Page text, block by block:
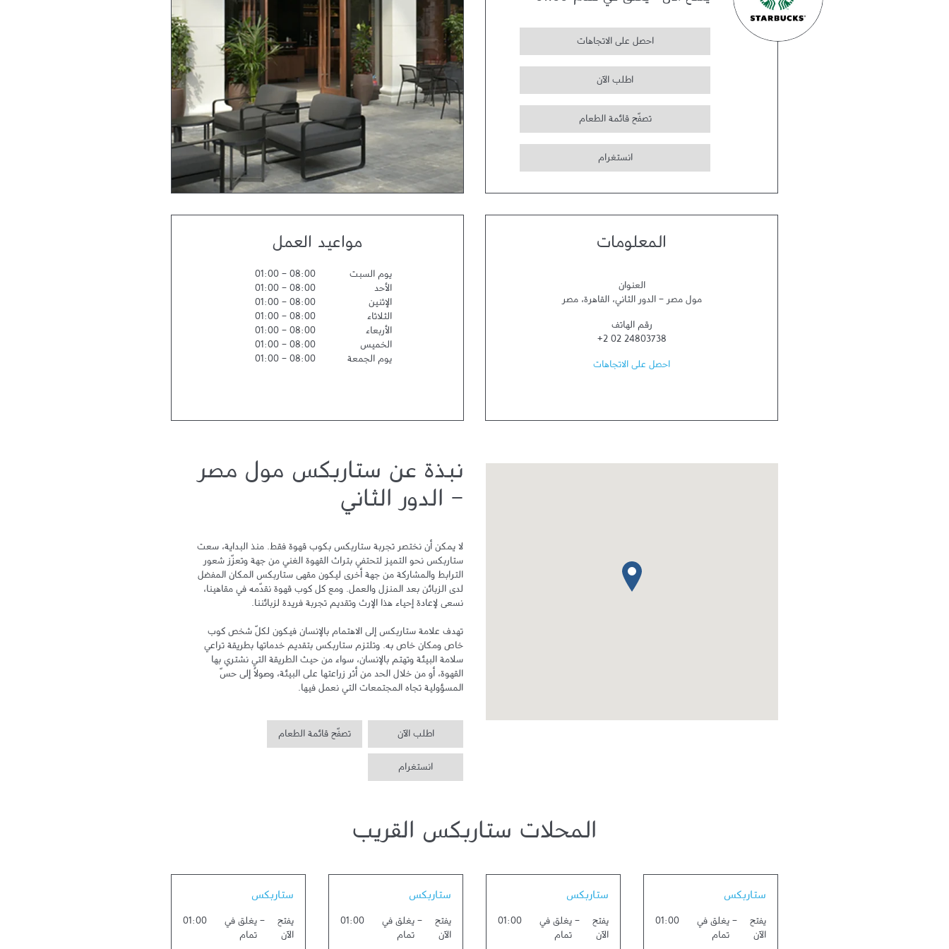
احصل على الاتجاهات
اطلب الآن
تصفّح قائمة الطعام
انستغرام
المعلومات
العنوان
مول مصر - الدور الثاني،القاهرة،مصر
رقم الهاتف
+2 02 24803738
احصل على الاتجاهات
مواعيد العمل
يوم السبت 08:00
-
01:00
الأحد
08:00
-
01:00
الإثنين
08:00
-
01:00
الثلاثاء
08:00
-
01:00
الأربعاء
08:00
-
01:00
الخميس
08:00
-
01:00
يوم الجمعة
08:00
-
01:00
نبذة عن ستاربكس مول مصر
- الدور الثاني
ستاربكس نحو التميز لتحتفي بتراث القهوة الغني من جهة وتعزّز شعور
المسؤولية تجاه المجتمعات التي نعمل فيها.
اطلب الآن تصفّح قائمة الطعام
انستغرام
المحلات ستاربكس القريب
ستاربكس
يفتح
الآن
- يغلق في
تمام
01:00
ستاربكس
يفتح
الآن
- يغلق في
تمام
01:00
ستاربكس
يفتح
الآن
- يغلق في
تمام
01:00
ستاربكس
يفتح
الآن
- يغلق في
تمام
01:00